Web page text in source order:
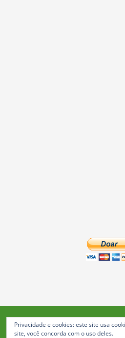
Blog da Feira: Jornal de
Privacidade e cookies: este site usa
site, você concorda com o uso deles.